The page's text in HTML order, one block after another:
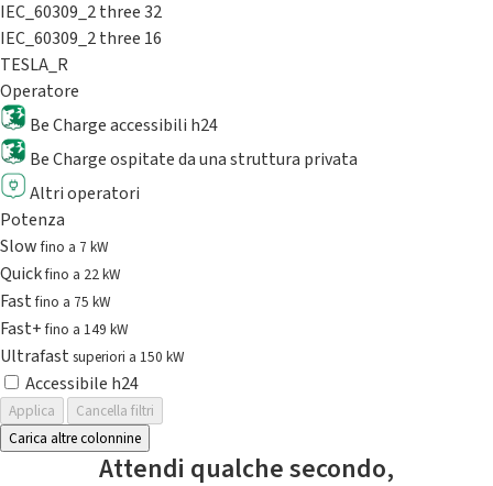
IEC_60309_2 three 32
IEC_60309_2 three 16
TESLA_R
Operatore
Be Charge accessibili h24
Be Charge ospitate da una struttura privata
Altri operatori
Potenza
Slowfino a 7 kW
Quickfino a 22 kW
Fastfino a 75 kW
Fast+fino a 149 kW
Ultrafast superiori a 150 kW
Accessibile h24
Applica
Cancella filtri
Carica altre colonnine
Attendi qualche secondo,